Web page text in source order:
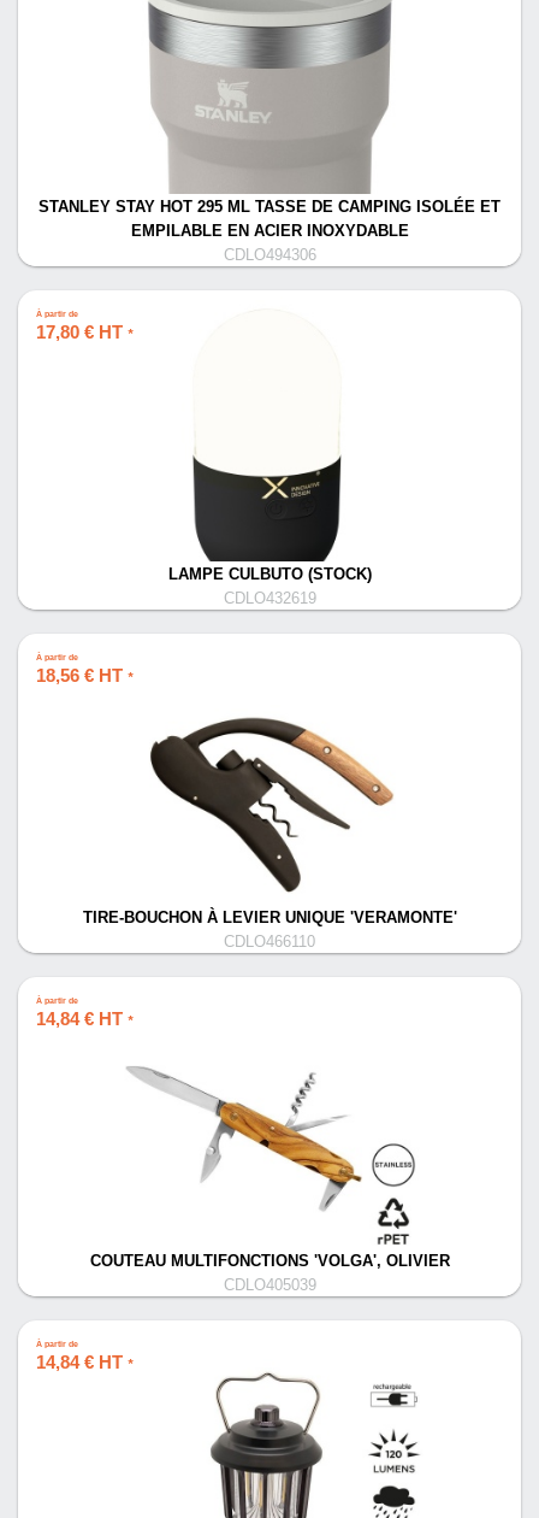
STANLEY STAY HOT 295 ML TASSE DE CAMPING ISOLÉE ET
EMPILABLE EN ACIER INOXYDABLE
CDLO494306
À partir de
17,80 € HT *
LAMPE CULBUTO (STOCK)
CDLO432619
À partir de
18,56 € HT *
TIRE-BOUCHON À LEVIER UNIQUE 'VERAMONTE'
CDLO466110
À partir de
14,84 € HT *
COUTEAU MULTIFONCTIONS 'VOLGA', OLIVIER
CDLO405039
À partir de
14,84 € HT *